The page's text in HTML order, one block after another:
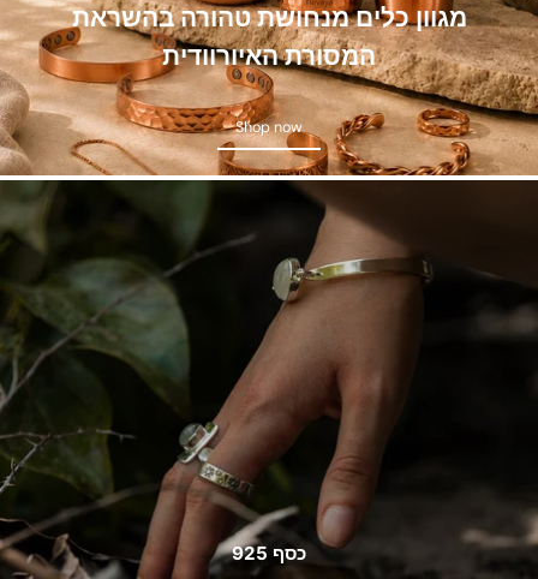
מגוון כלים מנחושת טהורה בהשראת
המסורת האיורוודית
Shop now
Shop now
כסף 925